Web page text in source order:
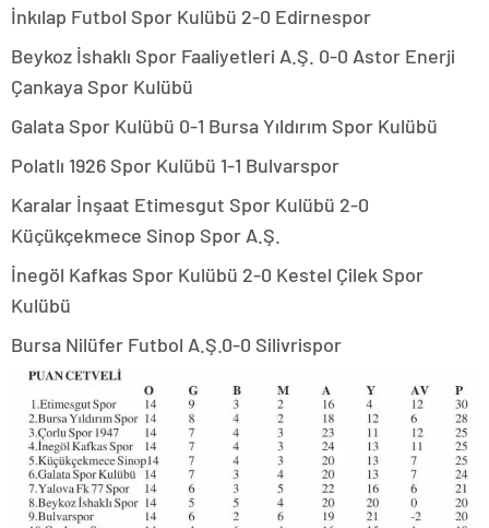
İnkılap Futbol Spor Kulübü 2-0 Edirnespor
Beykoz İshaklı Spor Faaliyetleri A.Ş. 0-0 Astor Enerji
Çankaya Spor Kulübü
Galata Spor Kulübü 0-1 Bursa Yıldırım Spor Kulübü
Polatlı 1926 Spor Kulübü 1-1 Bulvarspor
Karalar İnşaat Etimesgut Spor Kulübü 2-0
Küçükçekmece Sinop Spor A.Ş.
İnegöl Kafkas Spor Kulübü 2-0 Kestel Çilek Spor
Kulübü
Bursa Nilüfer Futbol A.Ş.0-0 Silivrispor